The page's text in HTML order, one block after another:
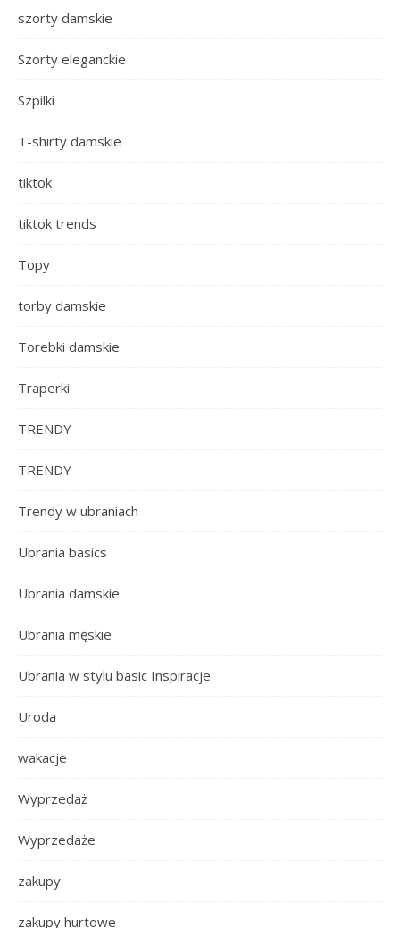
szorty damskie
Szorty eleganckie
Szpilki
T-shirty damskie
tiktok
tiktok trends
Topy
torby damskie
Torebki damskie
Traperki
TRENDY
TRENDY
Trendy w ubraniach
Ubrania basics
Ubrania damskie
Ubrania męskie
Ubrania w stylu basic Inspiracje
Uroda
wakacje
Wyprzedaż
Wyprzedaże
zakupy
zakupy hurtowe